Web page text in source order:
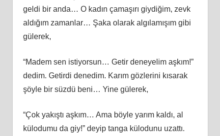
geldi bir anda… O kadın çamaşırı giydiğim, zevk
aldığım zamanlar… Şaka olarak algılamışım gibi
gülerek,
“Madem sen istiyorsun… Getir deneyelim aşkım!”
dedim. Getirdi denedim. Karım gözlerini kısarak
şöyle bir süzdü beni… Yine gülerek,
“Çok yakıştı aşkım… Ama böyle yarım kaldı, al
külodumu da giy!” deyip tanga külodunu uzattı.